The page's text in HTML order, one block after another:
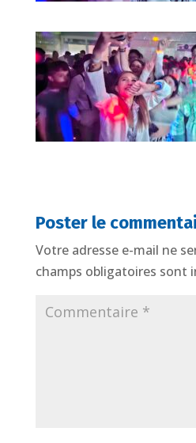
Poster le
Votre adresse e-mail ne
champs obligatoires sont